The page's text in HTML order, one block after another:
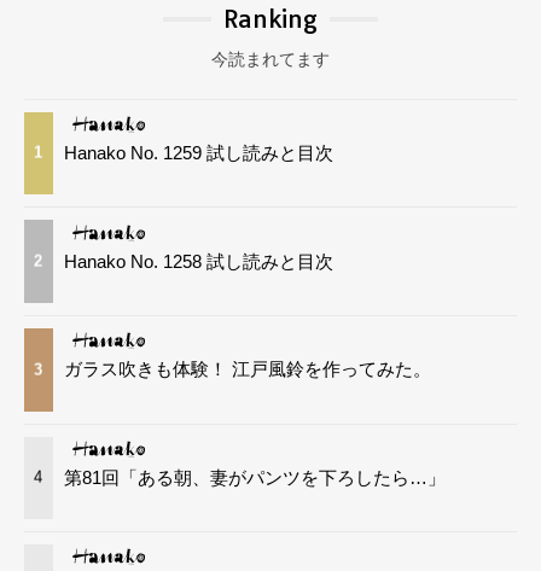
Ranking
今読まれてます
1 Hanako No. 1259 試し読みと目次
2 Hanako No. 1258 試し読みと目次
3 ガラス吹きも体験！ 江戸風鈴を作ってみた。
4 第81回「ある朝、妻がパンツを下ろしたら…」